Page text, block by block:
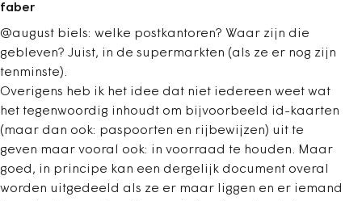
faber
@august biels: welke postkantoren? Waar zijn die
gebleven? Juist, in de supermarkten (als ze er nog zijn
tenminste).
Overigens heb ik het idee dat niet iedereen weet wat
het tegenwoordig inhoudt om bijvoorbeeld id-kaarten
(maar dan ook: paspoorten en rijbewijzen) uit te
geven maar vooral ook: in voorraad te houden. Maar
goed, in principe kan een dergelijk document overal
worden uitgedeeld als ze er maar liggen en er iemand